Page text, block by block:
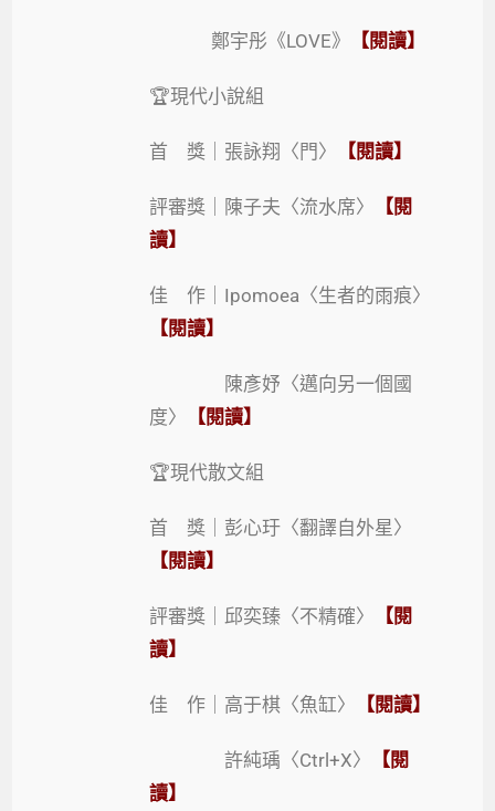
鄭宇彤《LOVE》 【閱讀】
🏆現代小說組
首 獎｜張詠翔〈門〉 【閱讀】
評審獎｜陳子夫〈流水席〉
【閱
讀】
佳 作｜Ipomoea〈生者的雨痕〉
【閱讀】
陳彥妤〈邁向另一個國
度〉
【閱讀】
🏆現代散文組
首 獎｜彭心玗〈翻譯自外星〉
【閱讀】
評審獎｜邱奕臻〈不精確〉
【閱
讀】
佳 作｜高于棋〈魚缸〉 【閱讀】
許純瑀〈Ctrl+X〉
【閱
讀】